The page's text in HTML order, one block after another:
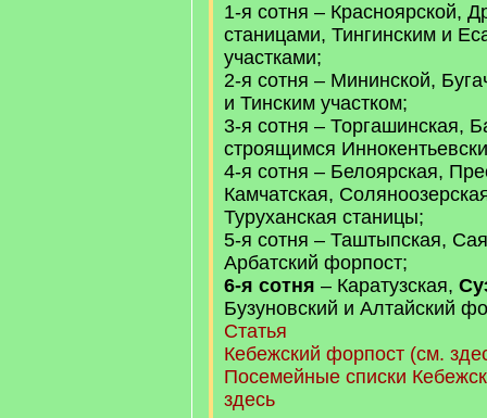
1-я сотня – Красноярской,
станицами, Тингинским и
участками;
2-я сотня – Мининской,
и Тинским участком;
3-я сотня – Торгашинская,
строящимся
4-я сотня – Белоярская,
Камчатская,
Туруханская станицы;
5-я сотня – Таштыпская,
Арбатский форпост;
6-я сотня – Каратузская,
Бузуновский и Алтайский
Статья
Кебежский форпост (см.
Посемейные списки
здесь